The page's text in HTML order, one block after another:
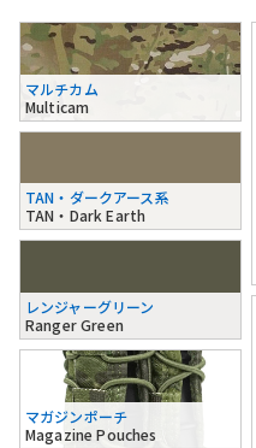
マルチカム
Multicam
TAN・ダークアース系
TAN・Dark Earth
レンジャーグリーン
Ranger Green
マガジンポーチ
Magazine Pouches